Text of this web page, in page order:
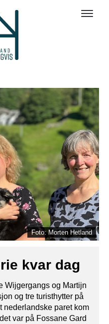
Foto: Morten Hetland
kvar dag
Wijgergangs og Martijn
og tre turisthytter på
nederlandske paret kom
var på Fossane Gard